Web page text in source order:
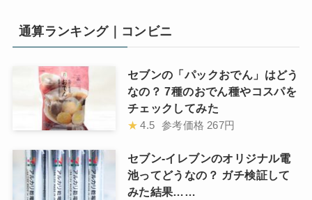
通算ランキング｜コンビニ
セブンの「パックおでん」はどう
なの？ 7種のおでん種やコスパを
チェックしてみた
★ 4.5 参考価格 267円
セブン-イレブンのオリジナル電
池ってどうなの？ ガチ検証して
みた結果……